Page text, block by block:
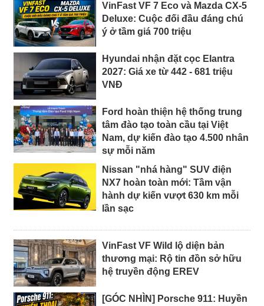
VinFast VF 7 Eco và Mazda CX-5
Deluxe: Cuộc đối đầu đáng chú
ý ở tầm giá 700 triệu
Hyundai nhận đặt cọc Elantra
2027: Giá xe từ 442 - 681 triệu
VNĐ
Ford hoàn thiện hệ thống trung
tâm đào tạo toàn cầu tại Việt
Nam, dự kiến đào tạo 4.500 nhân
sự mỗi năm
Nissan "nhá hàng" SUV điện
NX7 hoàn toàn mới: Tầm vận
hành dự kiến vượt 630 km mỗi
lần sạc
VinFast VF Wild lộ diện bản
thương mại: Rộ tin đồn sở hữu
hệ truyền động EREV
[GÓC NHÌN] Porsche 911: Huyền